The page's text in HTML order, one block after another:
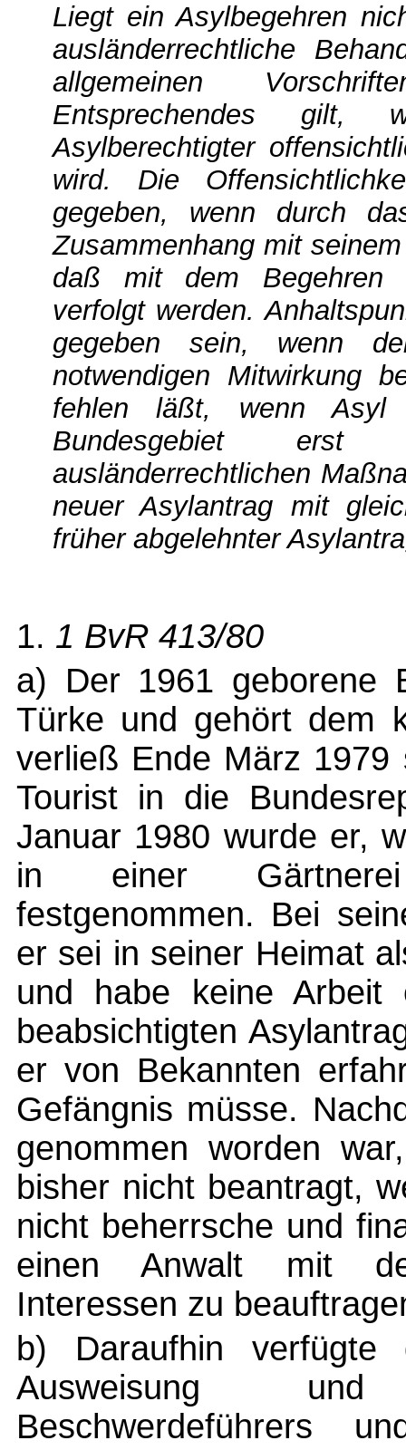
Liegt ein Asylbegehren
ausländerrechtliche
allgemeinen
Entsprechendes gilt,
Asylberechtigter
wird. Die
gegeben, wenn durch
Zusammenhang mit
daß mit dem Begehren
verfolgt werden.
gegeben sein, wenn
notwendigen Mitwirkung
fehlen läßt, wenn Asyl
Bundesgebiet erst
ausländerrechtlichen
neuer Asylantrag mit
früher abgelehnter
1. 1 BvR 413/80
a) Der 1961 geborene
Türke und gehört dem
verließ Ende März
Tourist in die
Januar 1980 wurde er,
in einer
festgenommen. Bei
er sei in seiner Heimat
und habe keine Arbeit
beabsichtigten
er von Bekannten
Gefängnis müsse.
genommen worden
bisher nicht beantragt,
nicht beherrsche und
einen Anwalt mit
Interessen zu
b) Daraufhin verfügte
Ausweisung
Beschwerdeführers